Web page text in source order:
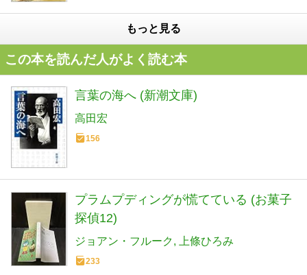
もっと見る
この本を読んだ人がよく読む本
言葉の海へ (新潮文庫)
高田宏
156
プラムプディングが慌てている (お菓子
探偵12)
ジョアン・フルーク 上條ひろみ
233